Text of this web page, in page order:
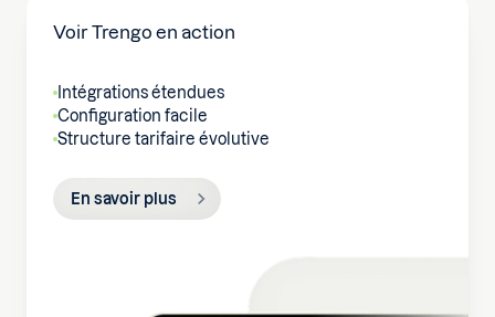
Voir Trengo en action
Intégrations étendues
Configuration facile
Structure tarifaire évolutive
En savoir plus